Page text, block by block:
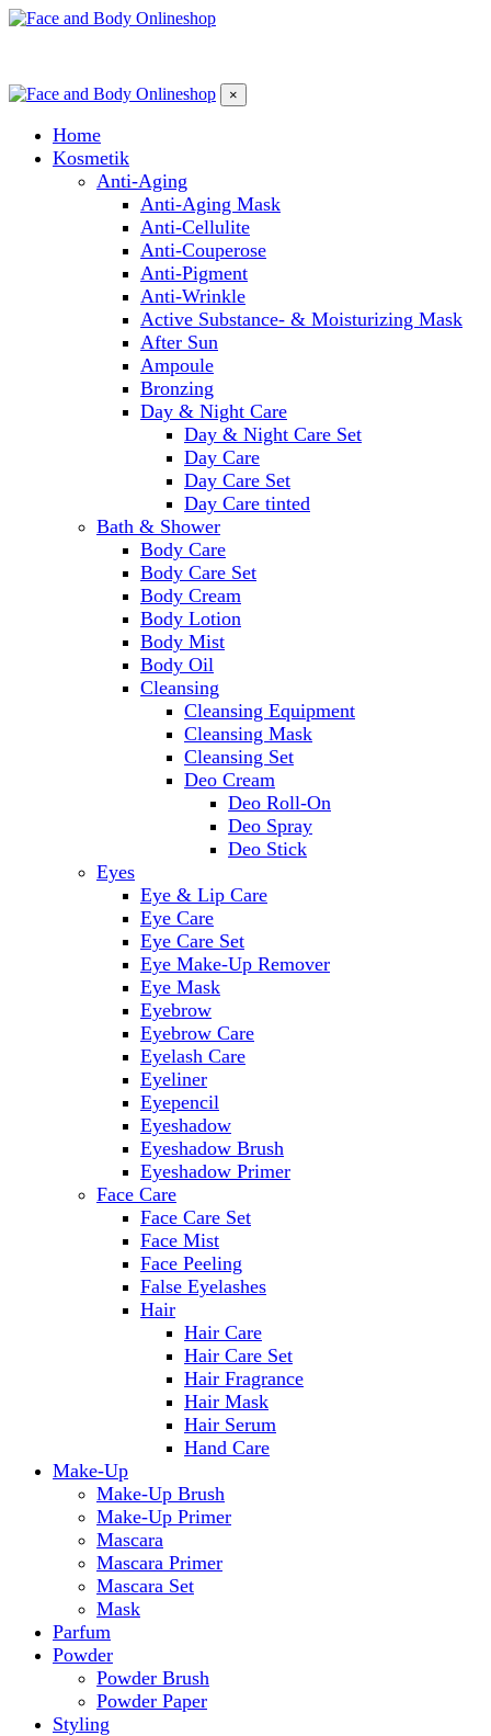
×
Home
Kosmetik
Anti-Aging
Anti-Aging Mask
Anti-Cellulite
Anti-Couperose
Anti-Pigment
Anti-Wrinkle
Active Substance- & Moisturizing Mask
After Sun
Ampoule
Bronzing
Day & Night Care
Day & Night Care Set
Day Care
Day Care Set
Day Care tinted
Bath & Shower
Body Care
Body Care Set
Body Cream
Body Lotion
Body Mist
Body Oil
Cleansing
Cleansing Equipment
Cleansing Mask
Cleansing Set
Deo Cream
Deo Roll-On
Deo Spray
Deo Stick
Eyes
Eye & Lip Care
Eye Care
Eye Care Set
Eye Make-Up Remover
Eye Mask
Eyebrow
Eyebrow Care
Eyelash Care
Eyeliner
Eyepencil
Eyeshadow
Eyeshadow Brush
Eyeshadow Primer
Face Care
Face Care Set
Face Mist
Face Peeling
False Eyelashes
Hair
Hair Care
Hair Care Set
Hair Fragrance
Hair Mask
Hair Serum
Hand Care
Make-Up
Make-Up Brush
Make-Up Primer
Mascara
Mascara Primer
Mascara Set
Mask
Parfum
Powder
Powder Brush
Powder Paper
Styling